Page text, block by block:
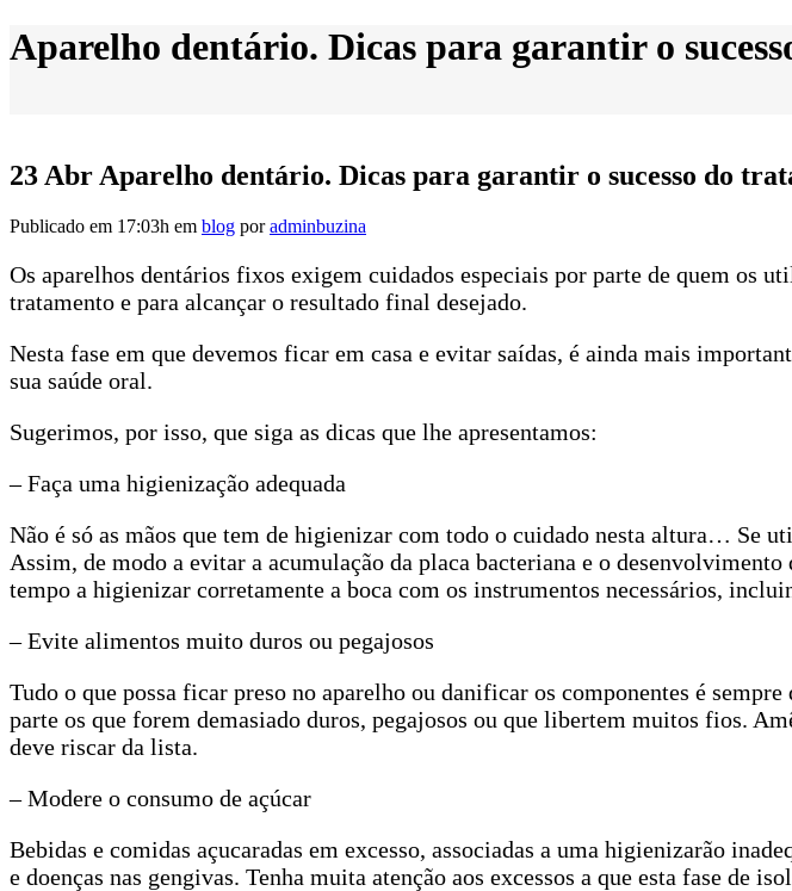
Aparelho dentário. Dicas para garantir o
23 Abr Aparelho dentário. Dicas para garantir o sucesso do
Publicado em 17:03h em blog poradminbuzina
Os aparelhos dentários fixos exigem cuidados especiais por parte de quem os
tratamento e para alcançar o resultado final desejado.
Nesta fase em que devemos ficar em casa e evitar saídas, é ainda mais
sua saúde oral.
Sugerimos, por isso, que siga as dicas que lhe apresentamos:
– Faça uma higienização adequada
Não é só as mãos que tem de higienizar com todo o cuidado nesta altura… Se
Assim, de modo a evitar a acumulação da placa bacteriana e o
tempo a higienizar corretamente a boca com os instrumentos necessários,
– Evite alimentos muito duros ou pegajosos
Tudo o que possa ficar preso no aparelho ou danificar os componentes é
parte os que forem demasiado duros, pegajosos ou que libertem muitos fios.
deve riscar da lista.
– Modere o consumo de açúcar
Bebidas e comidas açucaradas em excesso, associadas a uma higienizarão
e doenças nas gengivas. Tenha muita atenção aos excessos a que esta fase de